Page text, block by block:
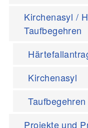
Kirchenasyl /
Taufbegehren
Kirchenasyl
Taufbegehren
Projekte und